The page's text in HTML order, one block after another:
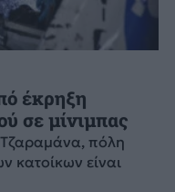
έκρηξη
σε μίνιμπας
πόλη
κατοίκων είναι